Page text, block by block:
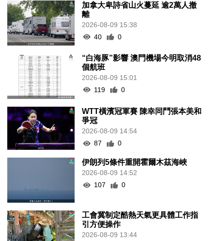
加拿大卑詩省山火蔓延 逾2萬人撤
離
2026-08-09 15:38
40
0
“白海豚”影響 澳門機場今明取消48
個航班
2026-08-09 15:01
119
0
WTT橫濱冠軍賽 陳幸同鬥張本美和
爭冠
2026-08-09 14:54
87
0
伊朗列5條件重開霍爾木茲海峽
2026-08-09 14:52
107
0
工會冀制定酷熱天氣更具體工作指
引方便操作
2026-08-09 13:44